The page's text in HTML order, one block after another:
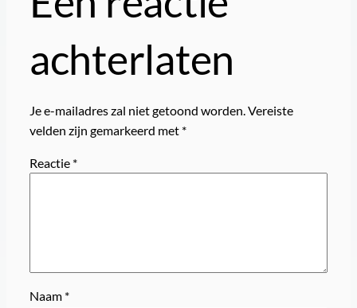
achterlaten
Je e-mailadres zal niet getoond worden.Vereiste
velden zijn gemarkeerd met *
Reactie *
Naam *